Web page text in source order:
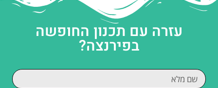
עזרה עם תכנון החופשה
בפירנצה?